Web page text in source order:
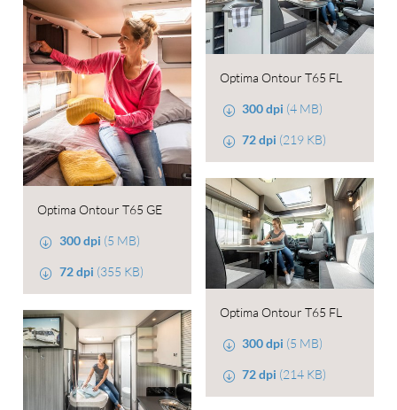
Optima Ontour T65 GE
300 dpi (5 MB)
72 dpi (355 KB)
Optima Ontour T65 FL
300 dpi (4 MB)
72 dpi (219 KB)
Optima Ontour T65 FL
300 dpi (5 MB)
72 dpi (214 KB)